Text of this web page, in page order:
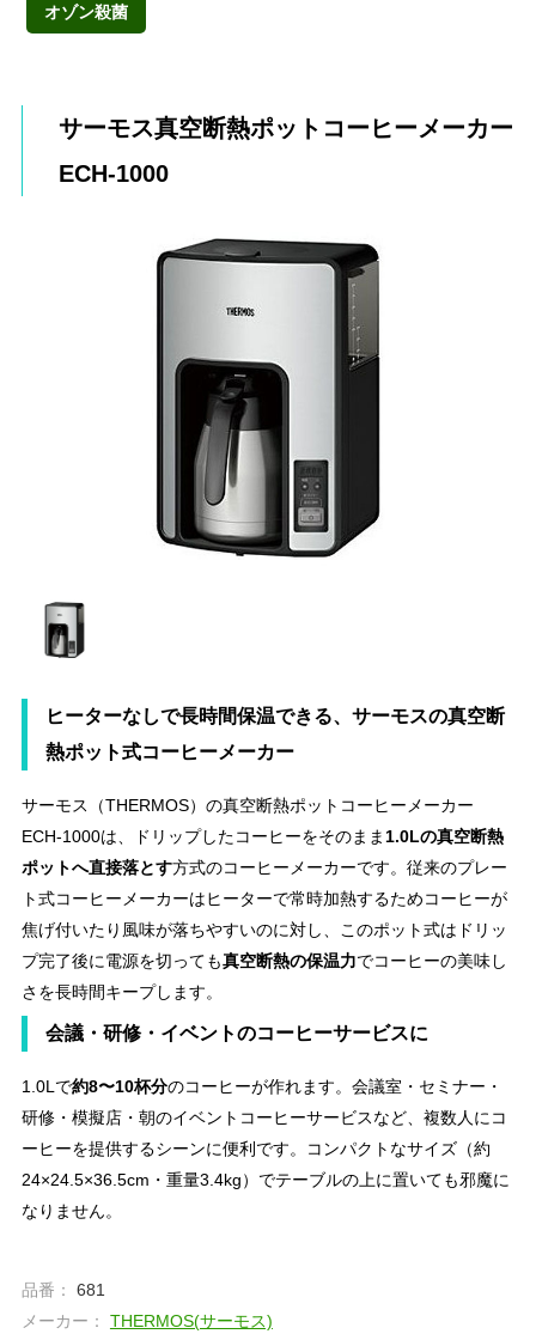
オゾン殺菌
サーモス真空断熱ポットコーヒーメーカー
ECH-1000
ヒーターなしで長時間保温できる、サーモスの真空断
熱ポット式コーヒーメーカー
サーモス（THERMOS）の真空断熱ポットコーヒーメーカー
ECH-1000は、ドリップしたコーヒーをそのまま 1.0Lの真空断熱
ポットへ直接落とす方式のコーヒーメーカーです。従来のプレー
ト式コーヒーメーカーはヒーターで常時加熱するためコーヒーが
焦げ付いたり風味が落ちやすいのに対し、このポット式はドリッ
プ完了後に電源を切っても真空断熱の保温力でコーヒーの美味し
さを長時間キープします。
会議・研修・イベントのコーヒーサービスに
1.0Lで約8〜10杯分のコーヒーが作れます。会議室・セミナー・
研修・模擬店・朝のイベントコーヒーサービスなど、複数人にコ
ーヒーを提供するシーンに便利です。コンパクトなサイズ（約
24×24.5×36.5cm・重量3.4kg）でテーブルの上に置いても邪魔に
なりません。
品番：
681
メーカー：
THERMOS(サーモス)